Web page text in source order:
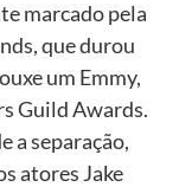
marcado pela
que durou
um Emmy,
Guild Awards.
a separação,
atores Jake